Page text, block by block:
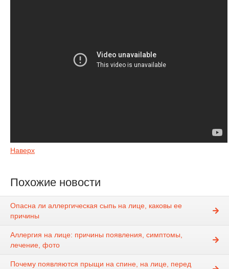
Наверх
Похожие новости
Опасна ли аллергическая сыпь на лице, каковы ее
причины
Аллергия на лице: причины появления, симптомы,
лечение, фото
Почему появляются прыщи на спине, на лице, перед